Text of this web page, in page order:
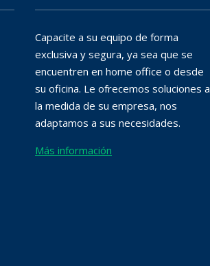
Capacite a su equipo de forma
exclusiva y segura, ya sea que se
encuentren en home office o desde
su oficina. Le ofrecemos soluciones a
la medida de su empresa, nos
adaptamos a sus necesidades.
Más información